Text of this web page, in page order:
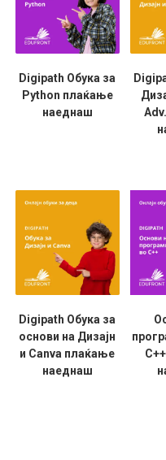
Digipath Обука за
Python плаќање
наеднаш
Digipath Обука за
основи на Дизајн
и Canva плаќање
наеднаш